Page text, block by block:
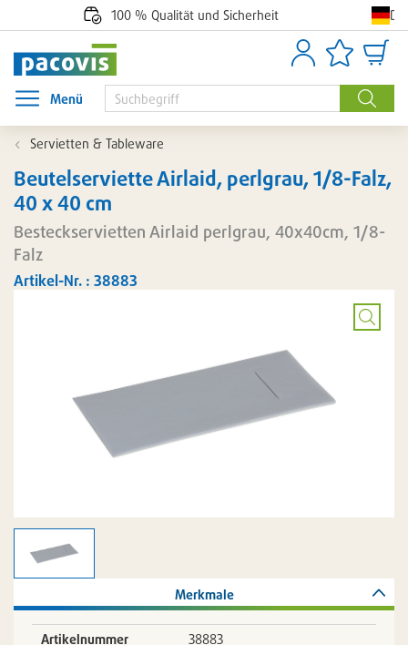
100 % Qualität und Sicherheit
Suche
AnmeldenArtikellisten
Menü
Menü öffnen
Servietten & Tableware
Beutelserviette Airlaid, perlgrau, 1/8-Falz,
40 x 40 cm
Besteckservietten Airlaid perlgrau, 40x40cm, 1/8-
Falz
Artikel-Nr. : 38883
Bild
Merkmale
Artikelnummer
38883